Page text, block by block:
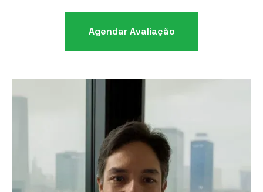
Agendar Avaliação